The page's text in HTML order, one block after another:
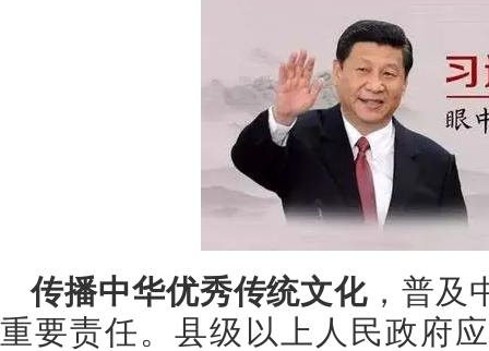
传播中华优秀传统文化 ，普及
重要责任。县级以上人民政府